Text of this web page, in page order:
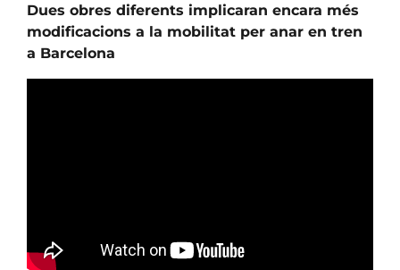
Dues obres diferents implicaran encara més
modificacions a la mobilitat per anar en tren
a Barcelona